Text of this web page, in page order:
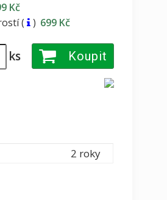
Kč
(
) 699 Kč
ks Koupit
2 roky